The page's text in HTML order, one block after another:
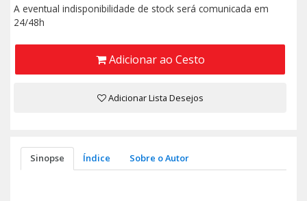
A eventual indisponibilidade de stock será comunicada em
24/48h
Adicionar ao Cesto
Adicionar Lista Desejos
Sinopse Índice Sobre o Autor